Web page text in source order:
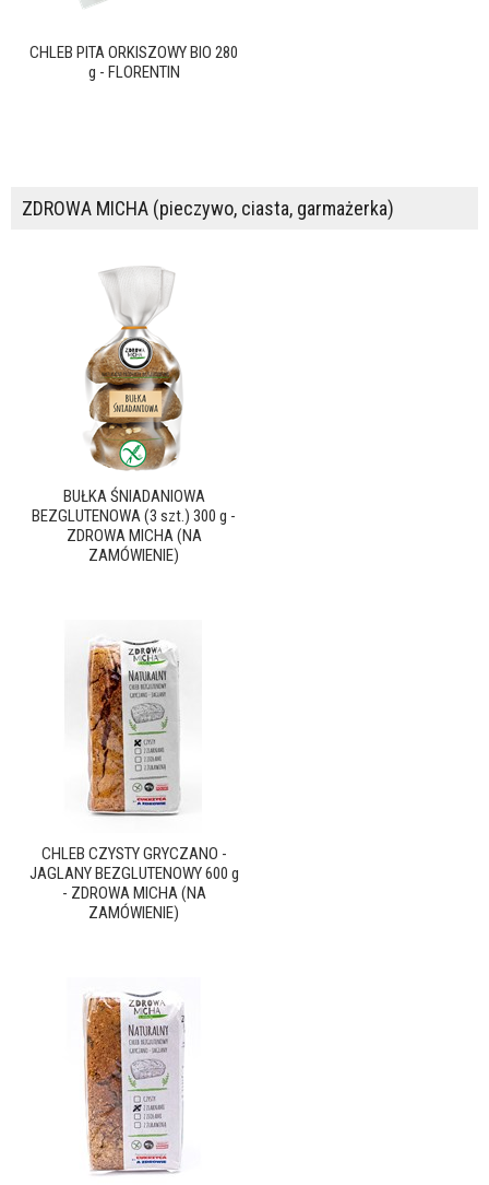
CHLEB PITA ORKISZOWY BIO 280
g - FLORENTIN
ZDROWA MICHA (pieczywo, ciasta, garmażerka)
BUŁKA ŚNIADANIOWA
BEZGLUTENOWA (3 szt.) 300 g -
ZDROWA MICHA (NA
ZAMÓWIENIE)
CHLEB CZYSTY GRYCZANO -
JAGLANY BEZGLUTENOWY 600 g
- ZDROWA MICHA (NA
ZAMÓWIENIE)